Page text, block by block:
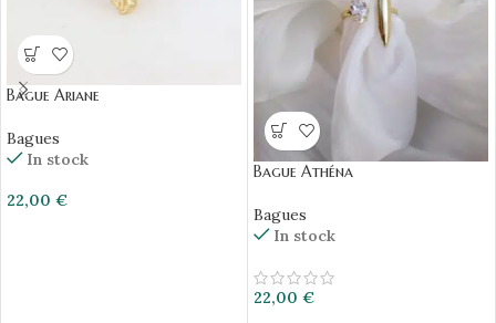
Bague Ariane
Bagues
In stock
22,00 €
Bague Athéna
Bagues
In stock
22,00 €